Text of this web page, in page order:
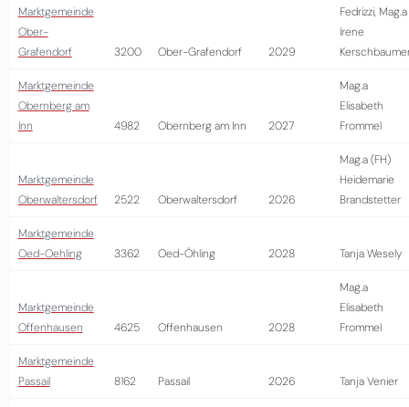
Marktgemeinde
Ober-
Grafendorf
3200 Ober-Grafendorf 2029
Fedrizzi, Mag.a
Irene
Marktgemeinde
Obernberg am
Inn
4982 Obernberg am Inn 2027
Mag.a
Elisabeth
Frommel
Marktgemeinde
Oberwaltersdorf
2522 Oberwaltersdorf 2026
Mag.a (FH)
Heidemarie
Brandstetter
Marktgemeinde
Oed-Oehling
3362 Oed-Öhling 2028 Tanja Wesely
Marktgemeinde
Offenhausen
4625 Offenhausen 2028
Mag.a
Elisabeth
Frommel
Marktgemeinde
Passail
8162 Passail 2026 Tanja Venier